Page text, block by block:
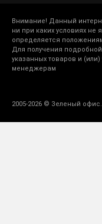
Внимание! Данный
ни при каких условиях не
определяется
Для получения
указанных товаров и
менеджерам
2005-2026 © Зеленый